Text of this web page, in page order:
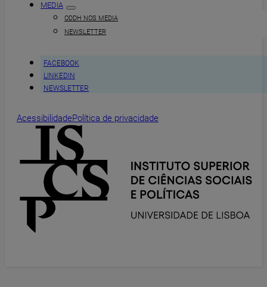
MEDIA
ODDH NOS MEDIA
NEWSLETTER
FACEBOOK
LINKEDIN
NEWSLETTER
AcessibilidadePolítica de privacidade